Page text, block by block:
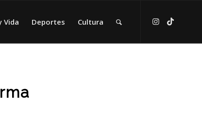
Vida Deportes Cultura